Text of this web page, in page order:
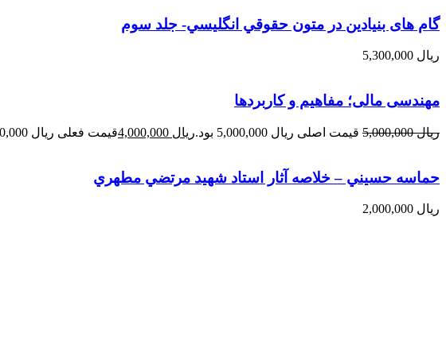
گام های بنیادین در متون حقوقي انگليسي- جلد سوم
ریال
مهندسی مالی؛ مفاهیم و کاربردها
ریال5,000,000 قیمت اصلی ریال 5,000,000 بود. ریال قیمت فعلی ریال 4,000,000 است.
حماسه حسيني – خلاصه آثار استاد شهيد مرتضي مطهري
ریال